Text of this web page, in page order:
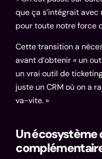
que ça s’intégrait avec
pour toute notre force
Cette transition a
avant d’obtenir « un
un vrai outil de
juste un CRM où on a
va-vite. »
Un écosystème